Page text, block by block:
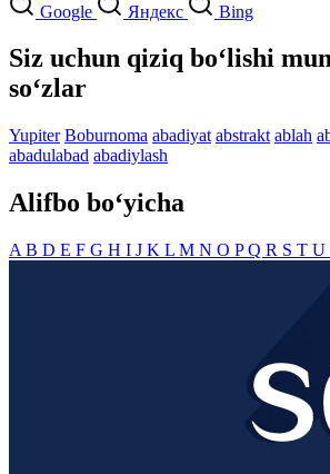
Google Яндекс Bing
Siz uchun qiziq bo‘lishi
so‘zlar
Yupiter Boburnoma abadiyat abstrakt ablah
abadulabad abadiylash
Alifbo bo‘yicha
A B D E F G H I J K L M N O PQ R S T U